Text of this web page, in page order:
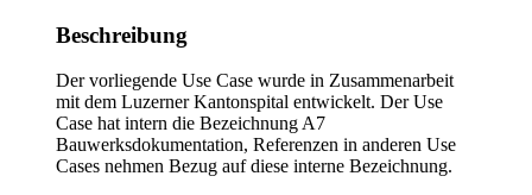
Beschreibung
Der vorliegende Use Case wurde in Zusammenarbeit
mit dem Luzerner Kantonspital entwickelt. Der Use
Case hat intern die Bezeichnung A7
Bauwerksdokumentation, Referenzen in anderen Use
Cases nehmen Bezug auf diese interne Bezeichnung.